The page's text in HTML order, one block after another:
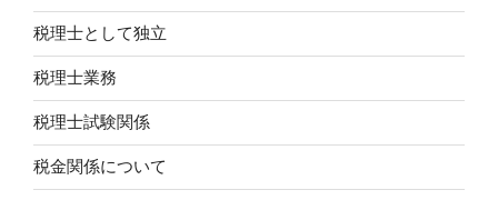
税理士として独立
税理士業務
税理士試験関係
税金関係について